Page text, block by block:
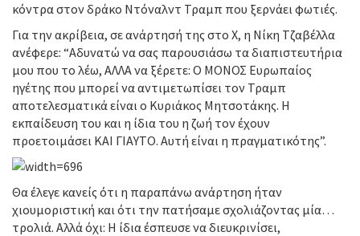
κόντρα στον δράκο Ντόναλντ Τραμπ που ξερνάει φωτιές.
Για την ακρίβεια, σε ανάρτησή της στο X, η Νίκη Τζαβέλλα
ανέφερε: “Αδυνατώ να σας παρουσιάσω τα διαπιστευτήρια
μου που το λέω, ΑΛΛΑ να ξέρετε: Ο ΜΟΝΟΣ Ευρωπαίος
ηγέτης που μπορεί να αντιμετωπίσει τον Τραμπ
αποτελεσματικά είναι ο Κυριάκος Μητσοτάκης. Η
εκπαίδευση του και η ίδια του η ζωή τον έχουν
προετοιμάσει ΚΑΙ ΓΙΑΥΤΟ. Αυτή είναι η πραγματικότης”.
Θα έλεγε κανείς ότι η παραπάνω ανάρτηση ήταν
χιουμοριστική και ότι την πατήσαμε σχολιάζοντας μία…
τρολιά. Αλλά όχι: Η ίδια έσπευσε να διευκρινίσει,